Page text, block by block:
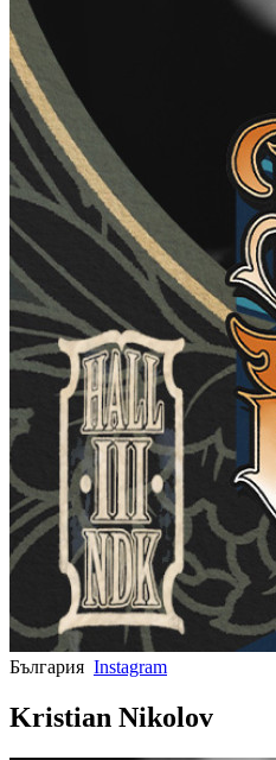
България Instagram
Kristian Nikolov